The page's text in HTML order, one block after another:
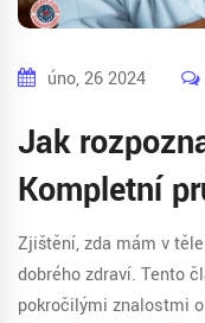
úno, 26 2024
Jak
Kompletní
Zjištění, zda mám v
dobrého zdraví. Tento
pokročilými znalostmi